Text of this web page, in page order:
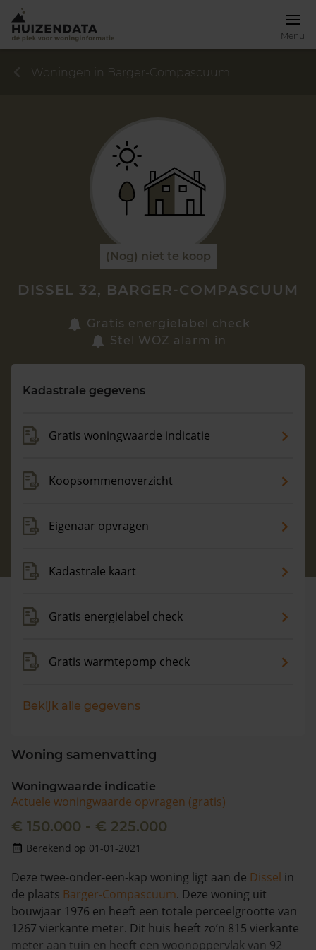
Menu
Zoek een woning
Maandag t/m vrijdag - 08:00 -18:00
Woningen in Barger-Compascuum
(Nog) niet te koop
DISSEL 32, BARGER-COMPASCUUM
Gratis energielabel check
Stel WOZ alarm in
Kadastrale gegevens
Gratis woningwaarde indicatie
Koopsommenoverzicht
Eigenaar opvragen
Kadastrale kaart
Gratis energielabel check
Gratis warmtepomp check
Bekijk alle gegevens
Woning samenvatting
Woningwaarde indicatie
Actuele woningwaarde opvragen (gratis)
€ 150.000 - € 225.000
Berekend op 01-01-2021
Deze twee-onder-een-kap woning ligt aan de Dissel in
de plaats Barger-Compascuum. Deze woning uit
bouwjaar 1976 en heeft een totale perceelgrootte van
1267 vierkante meter. Dit huis heeft zo’n 815 vierkante
meter aan tuin en heeft een woonoppervlak van 92